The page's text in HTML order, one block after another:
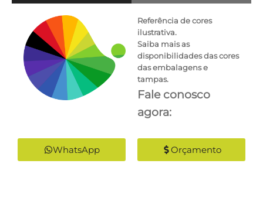
Referência de cores
ilustrativa.
Saiba mais as
disponibilidades das cores
das embalagens e
tampas.
Fale conosco
agora:
WhatsApp Orçamento